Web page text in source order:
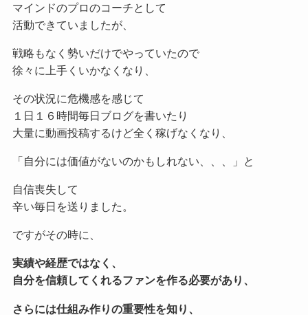
マインドのプロのコーチとして
活動できていましたが、
戦略もなく勢いだけでやっていたので
徐々に上手くいかなくなり、
その状況に危機感を感じて
１日１６時間毎日ブログを書いたり
大量に動画投稿するけど全く稼げなくなり、
「自分には価値がないのかもしれない、、、」と
自信喪失して
辛い毎日を送りました。
ですがその時に、
実績や経歴ではなく、
自分を信頼してくれるファンを作る必要があり、
さらには仕組み作りの重要性を知り、